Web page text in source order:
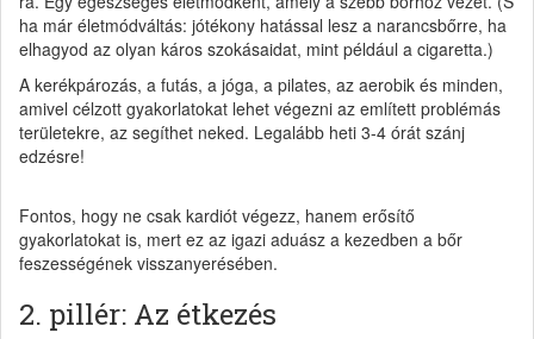
ha már életmódváltás: jótékony hatással lesz a narancsbőrre, ha
elhagyod az olyan káros szokásaidat, mint például a cigaretta.)
A kerékpározás, a futás, a jóga, a pilates, az aerobik és minden,
amivel célzott gyakorlatokat lehet végezni az említett problémás
területekre, az segíthet neked. Legalább heti 3-4 órát szánj
edzésre!
Fontos, hogy ne csak kardiót végezz, hanem erősítő
gyakorlatokat is, mert ez az igazi aduász a kezedben a bőr
feszességének visszanyerésében.
2. pillér: Az étkezés